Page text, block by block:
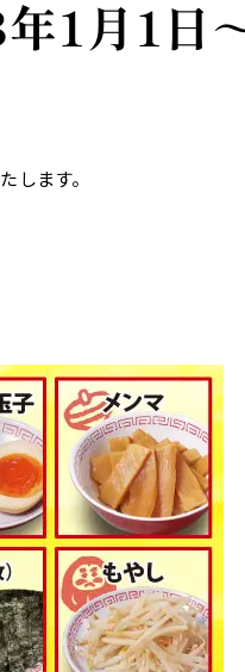
1月1日
します。